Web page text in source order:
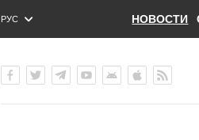
РУС
ENG
НОВОСТИ